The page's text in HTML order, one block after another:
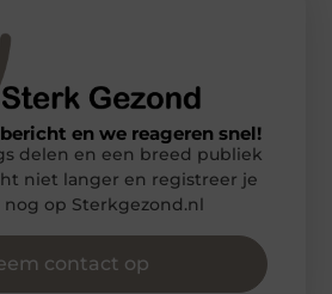
en we reageren snel!
delen en een breed publiek
niet langer en registreer je
nog op Sterkgezond.nl
contact op